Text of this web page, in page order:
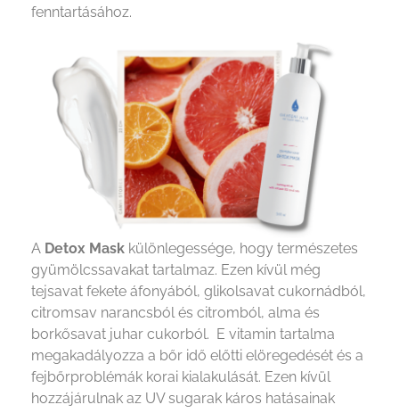
fenntartásához.
A Detox Mask különlegessége, hogy természetes
gyümölcssavakat tartalmaz. Ezen kívül még
tejsavat fekete áfonyából, glikolsavat cukornádból,
citromsav narancsból és citromból, alma és
borkősavat juhar cukorból. E vitamin tartalma
megakadályozza a bőr idő előtti elöregedését és a
fejbőrproblémák korai kialakulását. Ezen kívül
hozzájárulnak az UV sugarak káros hatásainak